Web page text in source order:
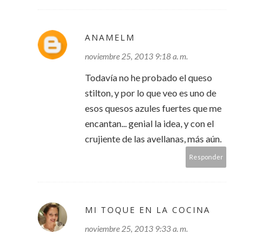
ANAMELM
noviembre 25, 2013 9:18 a. m.
Todavía no he probado el queso
stilton, y por lo que veo es uno de
esos quesos azules fuertes que me
encantan... genial la idea, y con el
crujiente de las avellanas, más aún.
Responder
MI TOQUE EN LA COCINA
noviembre 25, 2013 9:33 a. m.